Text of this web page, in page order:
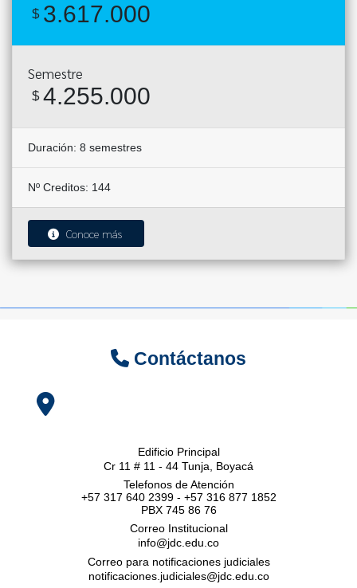
$ 3.617.000
Semestre
$ 4.255.000
Duración: 8 semestres
Nº Creditos: 144
Conoce más
Contáctanos
Edificio Principal
Cr 11 # 11 - 44 Tunja, Boyacá
Telefonos de Atención
+57 317 640 2399 - +57 316 877 1852
PBX 745 86 76
Correo Institucional
info@jdc.edu.co
Correo para notificaciones judiciales
notificaciones.judiciales@jdc.edu.co